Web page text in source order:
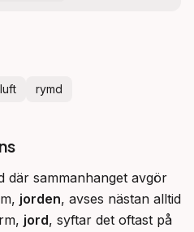
luft rymd
där sammanhanget avgör
jorden, avses nästan alltid
jord, syftar det oftast på